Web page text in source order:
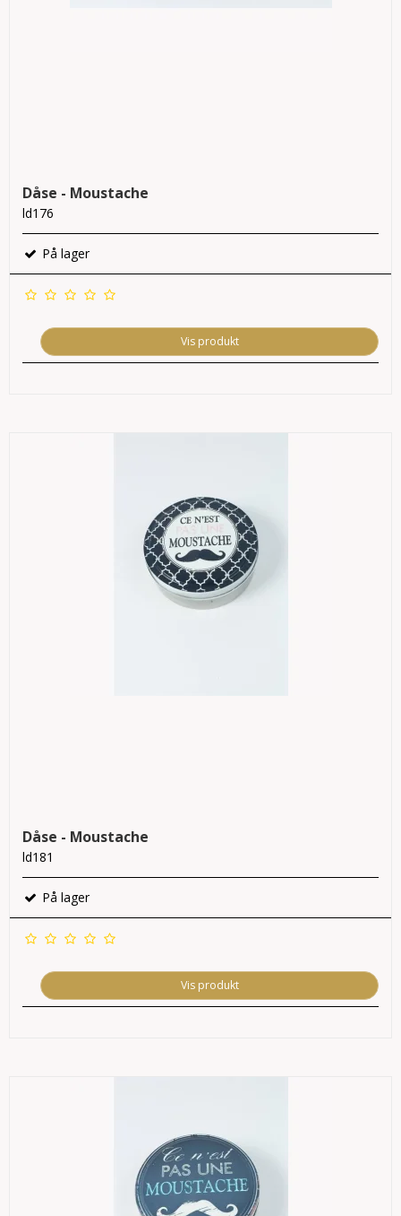
Dåse - Moustache
ld176
På lager
Vis produkt
Dåse - Moustache
ld181
På lager
Vis produkt